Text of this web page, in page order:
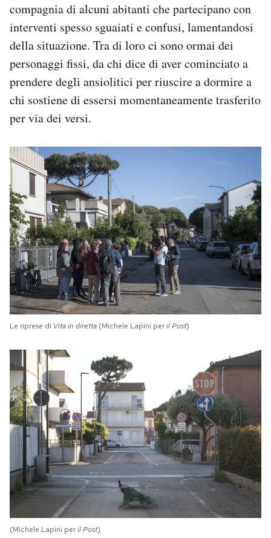
compagnia di alcuni abitanti che partecipano con
interventi spesso sguaiati e confusi, lamentandosi
della situazione. Tra di loro ci sono ormai dei
personaggi fissi, da chi dice di aver cominciato a
prendere degli ansiolitici per riuscire a dormire a
chi sostiene di essersi momentaneamente trasferito
per via dei versi.
Le riprese di Vita in diretta (Michele Lapini peril Post)
(Michele Lapini peril Post)